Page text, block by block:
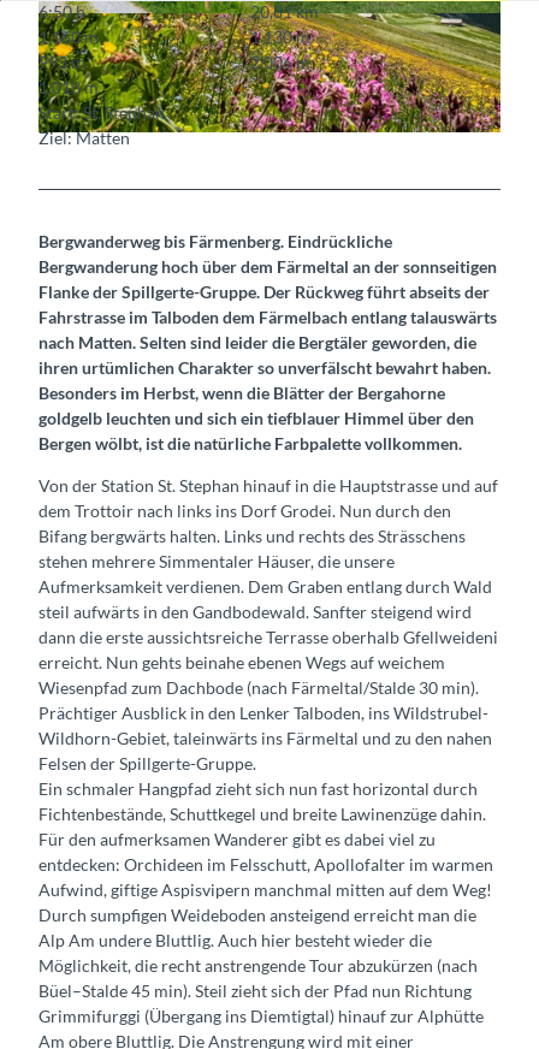
© Lenk-Simmental Tourismus
© Markus Schluep, Berner Wanderwege © Lenk-Simmental Tourismus
6:50 h
20,81 km
1.160 m
1.130 m
993 m
2.006 m
1.013 m
Start: St. Stephan
Ziel: Matten
Bergwanderweg bis Färmenberg. Eindrückliche
Bergwanderung hoch über dem Färmeltal an der sonnseitigen
Flanke der Spillgerte-Gruppe. Der Rückweg führt abseits der
Fahrstrasse im Talboden dem Färmelbach entlang talauswärts
nach Matten. Selten sind leider die Bergtäler geworden, die
ihren urtümlichen Charakter so unverfälscht bewahrt haben.
Besonders im Herbst, wenn die Blätter der Bergahorne
goldgelb leuchten und sich ein tiefblauer Himmel über den
Bergen wölbt, ist die natürliche Farbpalette vollkommen.
Von der Station St. Stephan hinauf in die Hauptstrasse und auf
dem Trottoir nach links ins Dorf Grodei. Nun durch den
Bifang bergwärts halten. Links und rechts des Strässchens
stehen mehrere Simmentaler Häuser, die unsere
Aufmerksamkeit verdienen. Dem Graben entlang durch Wald
steil aufwärts in den Gandbodewald. Sanfter steigend wird
dann die erste aussichtsreiche Terrasse oberhalb Gfellweideni
erreicht. Nun gehts beinahe ebenen Wegs auf weichem
Wiesenpfad zum Dachbode (nach Färmeltal/Stalde 30 min).
Prächtiger Ausblick in den Lenker Talboden, ins Wildstrubel-
Wildhorn-Gebiet, taleinwärts ins Färmeltal und zu den nahen
Felsen der Spillgerte-Gruppe.
Ein schmaler Hangpfad zieht sich nun fast horizontal durch
Fichtenbestände, Schuttkegel und breite Lawinenzüge dahin.
Für den aufmerksamen Wanderer gibt es dabei viel zu
entdecken: Orchideen im Felsschutt, Apollofalter im warmen
Aufwind, giftige Aspisvipern manchmal mitten auf dem Weg!
Durch sumpfigen Weideboden ansteigend erreicht man die
Alp Am undere Bluttlig. Auch hier besteht wieder die
Möglichkeit, die recht anstrengende Tour abzukürzen (nach
Büel–Stalde 45 min). Steil zieht sich der Pfad nun Richtung
Grimmifurggi (Übergang ins Diemtigtal) hinauf zur Alphütte
Am obere Bluttlig. Die Anstrengung wird mit einer